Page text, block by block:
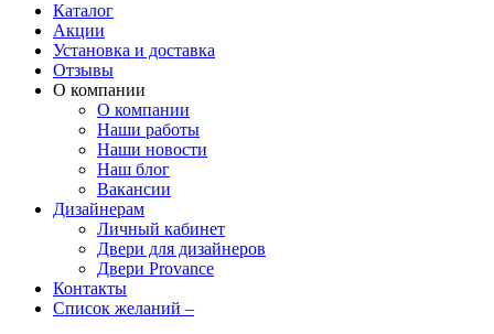
Каталог
Акции
Установка и доставка
Отзывы
О компании
О компании
Наши работы
Наши новости
Наш блог
Вакансии
Дизайнерам
Личный кабинет
Двери для дизайнеров
Двери Provance
Контакты
Список желаний –